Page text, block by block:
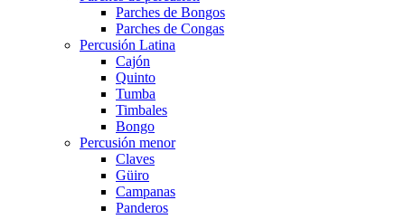
Parches de Bongos
Parches de Congas
Percusión Latina
Cajón
Quinto
Tumba
Timbales
Bongo
Percusión menor
Claves
Güiro
Campanas
Panderos